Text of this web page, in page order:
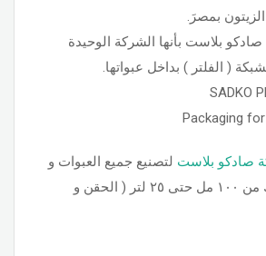
بمصرَ.
بلاست بأنها الشركة الوحيدة
( الفلتر ) بداخل عبواتها.
SADKO
Packaging
صادكو بلاست لتصنيع جميع العبوات و
الجراكن البلاستيك من ١٠٠ مل حتى ٢٥ لتر ( الحقن و